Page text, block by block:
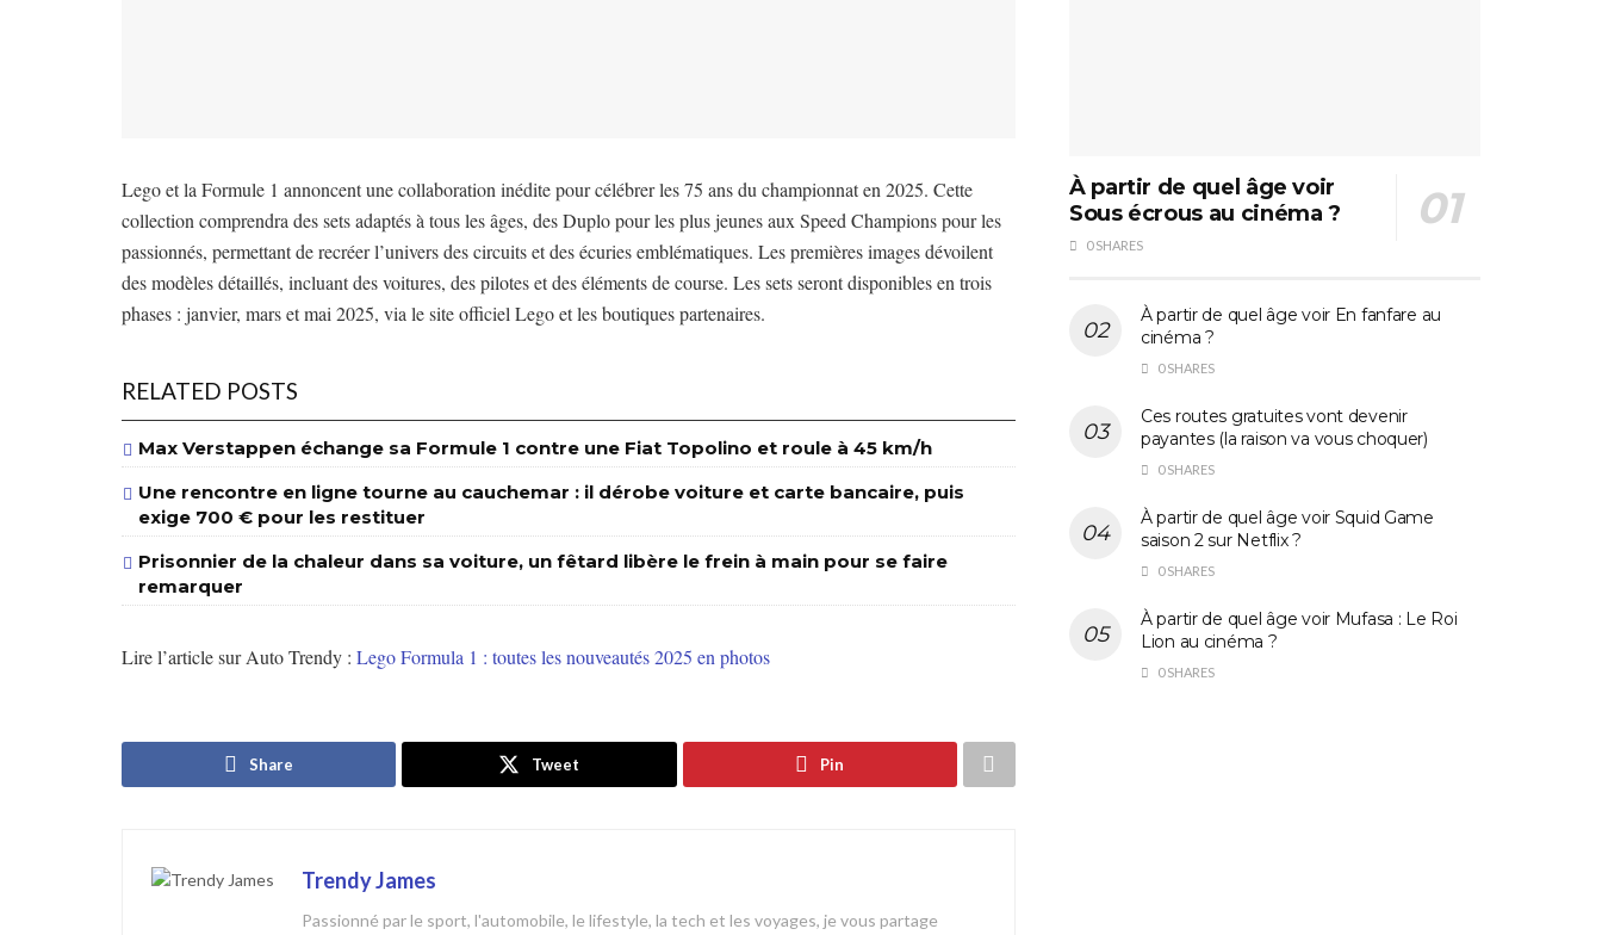
Lego et la Formule 1 annoncent une collaboration inédite pour célébrer les 75 ans du championnat en 2025. Cette
collection comprendra des sets adaptés à tous les âges, des Duplo pour les plus jeunes aux Speed Champions pour les
passionnés, permettant de recréer l’univers des circuits et des écuries emblématiques. Les premières images dévoilent
des modèles détaillés, incluant des voitures, des pilotes et des éléments de course. Les sets seront disponibles en trois
phases : janvier, mars et mai 2025, via le site officiel Lego et les boutiques partenaires.
RELATED POSTS
Max Verstappen échange sa Formule 1 contre une Fiat Topolino et roule à 45 km/h
Une rencontre en ligne tourne au cauchemar : il dérobe voiture et carte bancaire, puis
exige 700 € pour les restituer
Prisonnier de la chaleur dans sa voiture, un fêtard libère le frein à main pour se faire
remarquer
Lire l’article sur Auto Trendy : Lego Formula 1 : toutes les nouveautés 2025 en photos
Share Tweet Pin
Trendy James
Passionné par le sport, l'automobile, le lifestyle, la tech et les voyages, je vous partage
À partir de quel âge voir
Sous écrous au cinéma ?
0 SHARES
À partir de quel âge voir En fanfare au
cinéma ?
0 SHARES
Ces routes gratuites vont devenir
payantes (la raison va vous choquer)
0 SHARES
À partir de quel âge voir Squid Game
saison 2 sur Netflix ?
0 SHARES
À partir de quel âge voir Mufasa : Le Roi
Lion au cinéma ?
0 SHARES